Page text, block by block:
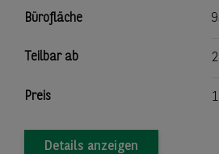
Bürofläche
Teilbar ab
Preis
Details anzeigen